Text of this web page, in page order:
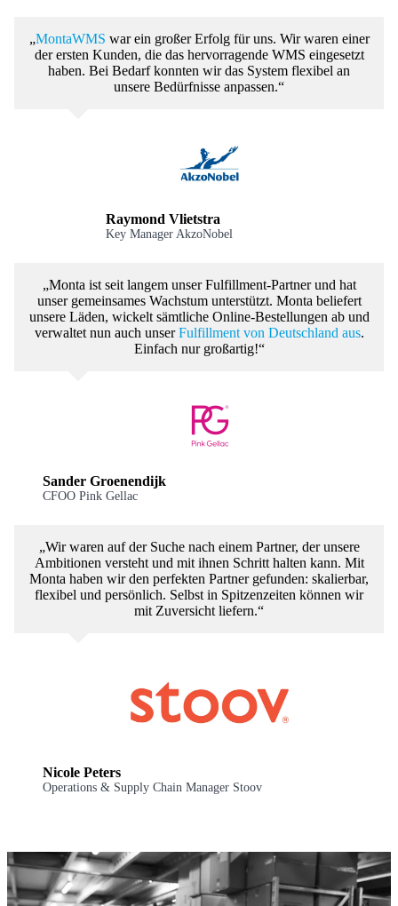
„MontaWMS war ein großer Erfolg für uns. Wir waren einer
der ersten Kunden, die das hervorragende WMS eingesetzt
haben. Bei Bedarf konnten wir das System flexibel an
unsere Bedürfnisse anpassen.“
Raymond Vlietstra
Key Manager AkzoNobel
„Monta ist seit langem unser Fulfillment-Partner und hat
unser gemeinsames Wachstum unterstützt. Monta beliefert
unsere Läden, wickelt sämtliche Online-Bestellungen ab und
verwaltet nun auch unserFulfillment von Deutschland aus.
Einfach nur großartig!“
Sander Groenendijk
CFOO Pink Gellac
„Wir waren auf der Suche nach einem Partner, der unsere
Ambitionen versteht und mit ihnen Schritt halten kann. Mit
Monta haben wir den perfekten Partner gefunden: skalierbar,
flexibel und persönlich. Selbst in Spitzenzeiten können wir
mit Zuversicht liefern.“
Nicole Peters
Operations & Supply Chain Manager Stoov